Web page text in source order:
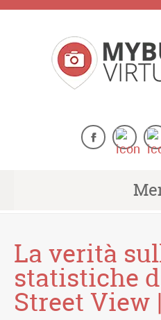
La verità
statistiche
Street View